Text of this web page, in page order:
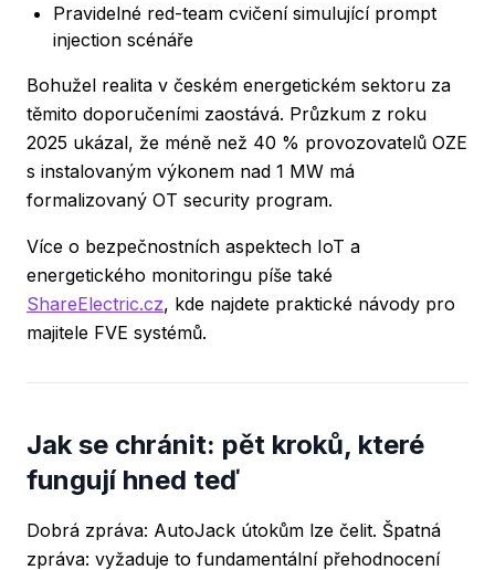
Pravidelné red-team cvičení simulující prompt
injection scénáře
Bohužel realita v českém energetickém sektoru za
těmito doporučeními zaostává. Průzkum z roku
2025 ukázal, že méně než 40 % provozovatelů OZE
s instalovaným výkonem nad 1 MW má
formalizovaný OT security program.
Více o bezpečnostních aspektech IoT a
energetického monitoringu píše také
ShareElectric.cz, kde najdete praktické návody pro
majitele FVE systémů.
Jak se chránit: pět kroků, které
fungují hned teď
Dobrá zpráva: AutoJack útokům lze čelit. Špatná
zpráva: vyžaduje to fundamentální přehodnocení